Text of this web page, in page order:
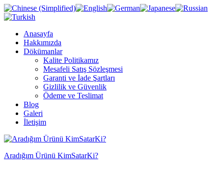
Anasayfa
Hakkımızda
Dökümanlar
Kalite Politikamız
Mesafeli Satış Sözleşmesi
Garanti ve İade Şartları
Gizlilik ve Güvenlik
Ödeme ve Teslimat
Blog
Galeri
İletişim
Aradığım Ürünü KimSatarKi?